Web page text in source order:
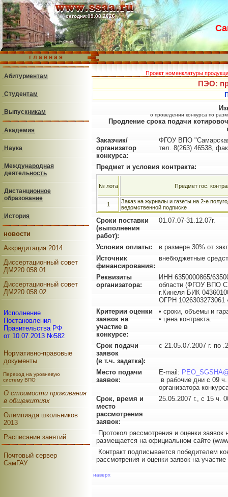
cегодня:09.08.2026
cегодня:09.08.2026
г л а в н а я
Абитуриентам
Студентам
Выпускникам
Академия
Наука
Международная
деятельность
Дистанционное
образование
История
новости
Аккредитация 2014
Диссертационный совет
ДМ220.058.01
Диссертационный совет
ДМ220.058.02
Исполнение
Постановления
Правительства РФ
от 10.07.2013 №582
Нормативно-правовые
документы
Переход на уровневую
систему ВПО
О стоимости проживания
в общежитиях
Олимпиада школьников
2013
Расписание занятий
Почтовый сервер
СамГАУ
Проект номенклатуры
ПЭО:
о проведении конкурса по
Продление срока подачи
Заказчик/
организатор
конкурса:
ФГОУ ВПО
тел. 8(263) 46538,
Предмет и условия контракта:
№ лота Предмет гос.
1
Заказ на журналы и газеты на 2-е
ведомственной подписке
Сроки поставки
(выполнения
работ):
01.07.07-31.12.07г.
Условия оплаты:
в размере 30% от
Источник
финансирования:
внебюджетные
Реквизиты
организатора:
ИНН 6350000865/
области (ФГОУ ВПО
г.Кинеля БИК
ОГРН 1026303273061
Критерии оценки
заявок на
участие в
конкурсе:
• сроки, объемы и
• цена контракта.
Срок подачи
заявок
(в т.ч. задатка):
с 21.05.07.2007 г. по
Место подачи
заявок:
E-mail:
в рабочие дни с 09
организатора
Срок, время и
место
рассмотрения
заявок:
25.05.2007 г., с 15 ч.
Протокол рассмотрения и оценки заявок
размещается на официальном сайте
Контракт подписывается победителем
рассмотрения и оценки заявок на участие
наверх